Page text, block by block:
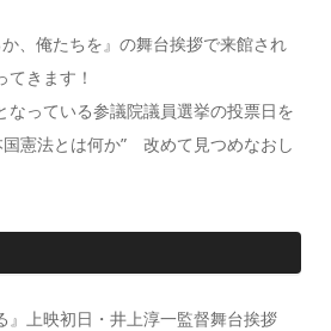
、俺たちを』の舞台挨拶で来館され
きます！
なっている参議院議員選挙の投票日を
国憲法とは何か” 改めて見つめなおし
』上映初日・井上淳一監督舞台挨拶